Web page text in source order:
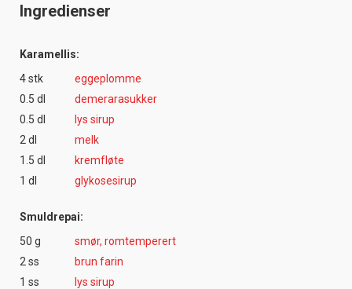
Ingredienser
Karamellis:
4 stk
eggeplomme
0.5 dl
demerarasukker
0.5 dl
lys sirup
2 dl
melk
1.5 dl
kremfløte
1 dl
glykosesirup
Smuldrepai:
50 g
smør, romtemperert
2 ss
brun farin
1 ss
lys sirup